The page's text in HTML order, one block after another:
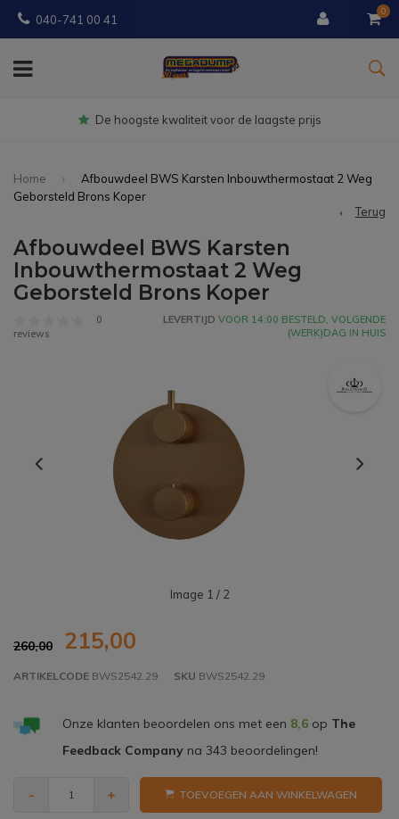
040-741 00 41
0
Gratisbezorgd vanaf € 150
Home
Afbouwdeel BWS Karsten Inbouwthermostaat 2 Weg
Geborsteld Brons Koper
Terug
Afbouwdeel BWS Karsten
Inbouwthermostaat 2 Weg
Geborsteld Brons Koper
0
reviews
LEVERTIJD VOOR 14:00 BESTELD, VOLGENDE
(WERK)DAG IN HUIS
Image 1 / 2
260,00 215,00
ARTIKELCODE BWS2542.29 SKU BWS2542.29
Onze klanten beoordelen ons met een 8,6op The
Feedback Companyna 343 beoordelingen!
- + TOEVOEGEN AAN WINKELWAGEN